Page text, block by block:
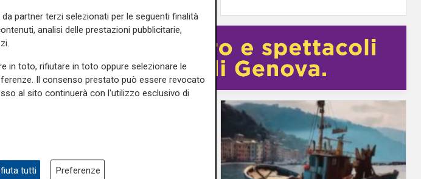
partner terzi selezionati per le seguenti finalità
analisi delle prestazioni pubblicitarie,
in toto, rifiutare in toto oppure selezionare le
Il consenso prestato può essere revocato
al sito continuerà con l'utilizzo esclusivo di
tutti Preferenze